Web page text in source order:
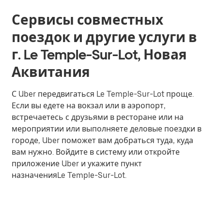
Сервисы совместных
поездок и другие услуги в
г. Le Temple-Sur-Lot, Новая
Аквитания
С Uber передвигаться Le Temple-Sur-Lot проще.
Если вы едете на вокзал или в аэропорт,
встречаетесь с друзьями в ресторане или на
мероприятии или выполняете деловые поездки в
городе, Uber поможет вам добраться туда, куда
вам нужно. Войдите в систему или откройте
приложение Uber и укажите пункт
назначенияLe Temple-Sur-Lot.